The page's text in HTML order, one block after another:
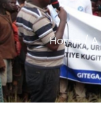
Home/A